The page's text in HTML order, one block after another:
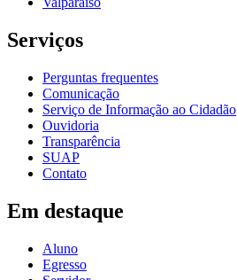
Serviços
Perguntas frequentes
Comunicação
Serviço de Informação ao Cidadão
Ouvidoria
Transparência
SUAP
Contato
Em destaque
Aluno
Egresso